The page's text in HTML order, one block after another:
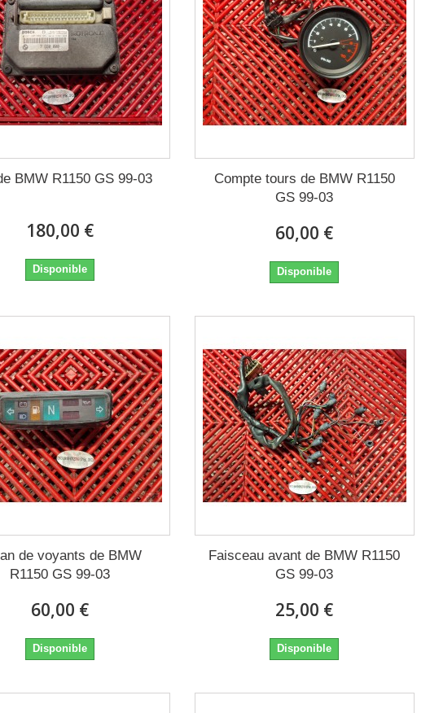
BMW R1150 GS 99-03
180,00 €
Disponible
Compte tours de BMW R1150
GS 99-03
60,00 €
Disponible
de voyants de BMW
R1150 GS 99-03
60,00 €
Disponible
Faisceau avant de BMW R1150
GS 99-03
25,00 €
Disponible